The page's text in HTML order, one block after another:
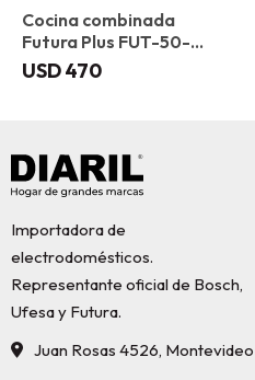
Cocina combinada
Futura Plus FUT-50-
C31X Ibiza
USD470
Importadora de
electrodomésticos.
Representante oficial de Bosch,
Ufesa y Futura.
Juan Rosas 4526, Montevideo